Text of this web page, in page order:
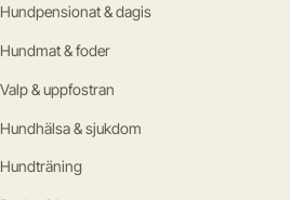
Hundpensionat & dagis
Hundmat & foder
Valp & uppfostran
Hundhälsa & sjukdom
Hundträning